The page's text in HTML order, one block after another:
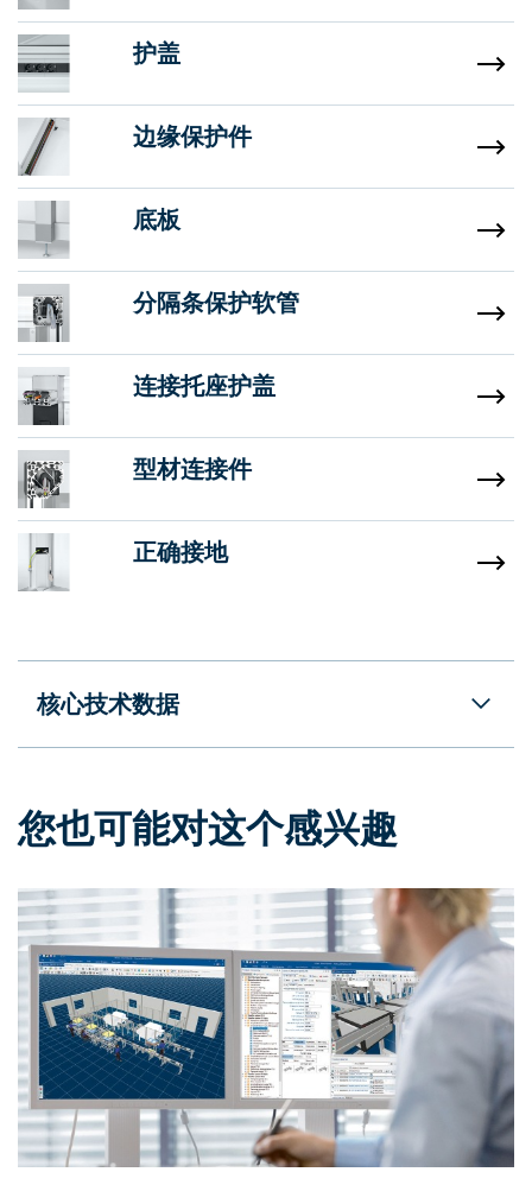
护盖
边缘保护件
底板
分隔条保护软管
连接托座护盖
型材连接件
正确接地
核心技术数据
您也可能对这个感兴趣